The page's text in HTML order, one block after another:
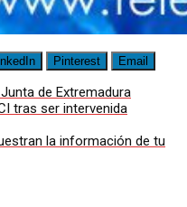
Pinterest Email
de Extremadura
tras ser intervenida
la información de tu